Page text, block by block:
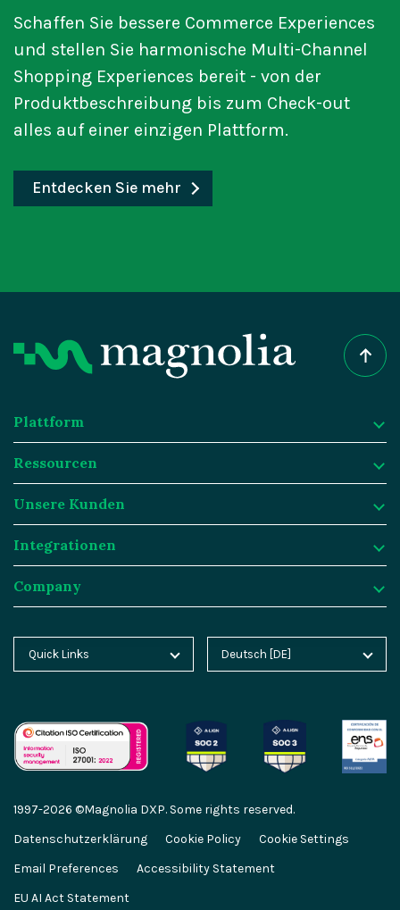
Schaffen Sie bessere Commerce Experiences
und stellen Sie harmonische Multi-Channel
Shopping Experiences bereit - von der
Produktbeschreibung bis zum Check-out
alles auf einer einzigen Plattform.
Entdecken Sie mehr
Plattform
Plattform
Warum Magnolia DXP?
Content Management
Asset Management
KI Agenten
KI-Migration
Enterprise Security
Ressourcen
Ressourcen
Fallstudien
Blog
Analyst Reports
Events
Service & Support
Developer Hub
Unsere Kunden
Unsere Kunden
Jobrad
Generali
Groupe Mutuel
Union Investment
Uhlmann Pac-Systeme
Integrationen
Integrationen
SAP
Algolia
Netlify
Commercetools
Company
Über Magnolia DXP
Karriere
Partnerportal
Presse
Quick Links
Magnolia Home
Magnolia Docs
Magnolia Academy
Magnolia Marketplace
Deutsch [DE]
English [EN]
中文 [CN]
1997-2026 ©Magnolia DXP. Some rights reserved.
Datenschutzerklärung
Cookie Policy
Cookie Settings
Email Preferences
Accessibility Statement
EU AI Act Statement